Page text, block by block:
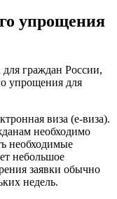
упрощения
граждан России,
упрощения для
виза (e-виза).
необходимо
необходимые
небольшое
заявки обычно
недель.